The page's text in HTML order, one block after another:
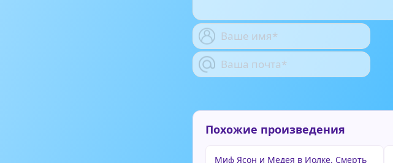
Похожие произведения
Миф Ясон и Медея в Иолке. Смерть